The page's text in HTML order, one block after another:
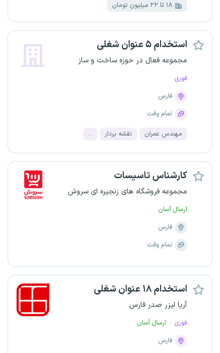
۱۸ تا ۲۲ میلیون تومان
استخدام ۵ عنوان شغلی
مجموعه فعال در حوزه ساخت و ساز
فوری
فارس
تمام وقت
مهندس عمران نقشه بردار ...
کارشناس تاسیسات
مجموعه فروشگاه های زنجیره ای سروش
ارسال آسان
فارس
تمام وقت
استخدام ۱۸ عنوان شغلی
آریا لیزر صدر فارس
فوری
ارسال آسان
فارس